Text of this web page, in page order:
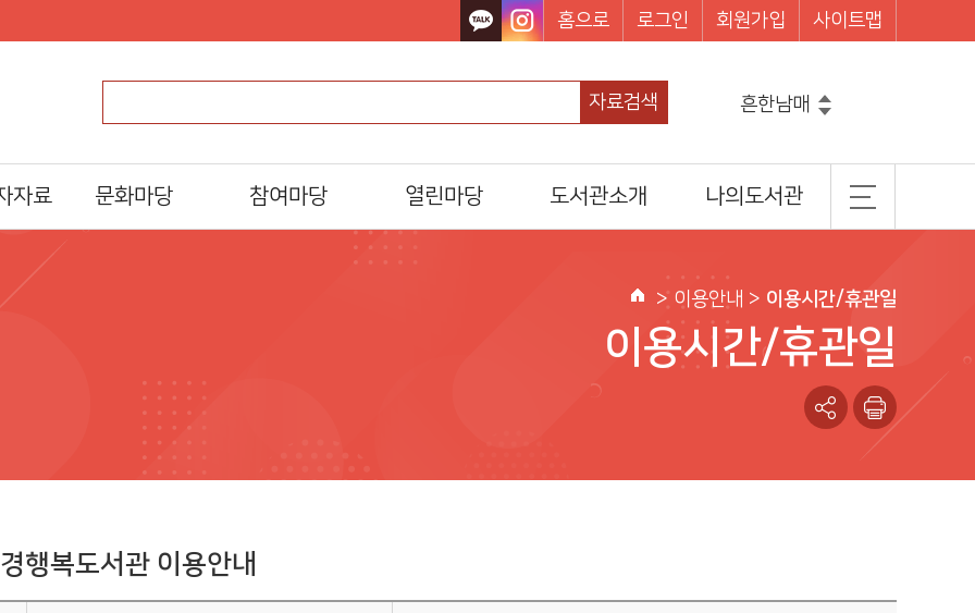
홈으로 로그인 회원가입 사이트맵
자료검색
흔한남매
코믹메이플스토리수학도둑
마법천자문
손오공의한자대탐험마법천자문
히가시노게이고
자료 문화마당 참여마당 열린마당 도서관소개
조직 및 담당업무
나의도서관
도서이용정보
관심도서목록
나의신청정보
홈
> 이용안내 > 이용시간/휴관일
이용시간/휴관일
행복도서관 이용안내